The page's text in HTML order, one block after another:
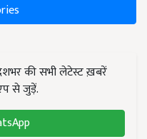
की सभी लेटेस्ट ख़बरें
से जुड़ें.